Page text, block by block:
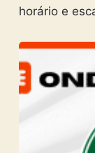
horário e